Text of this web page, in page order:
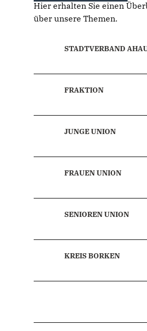
Hier erhalten Sie einen
über unsere Themen.
STADTVERBAND
FRAKTION
JUNGE UNION
FRAUEN UNION
SENIOREN UNION
KREIS BORKEN